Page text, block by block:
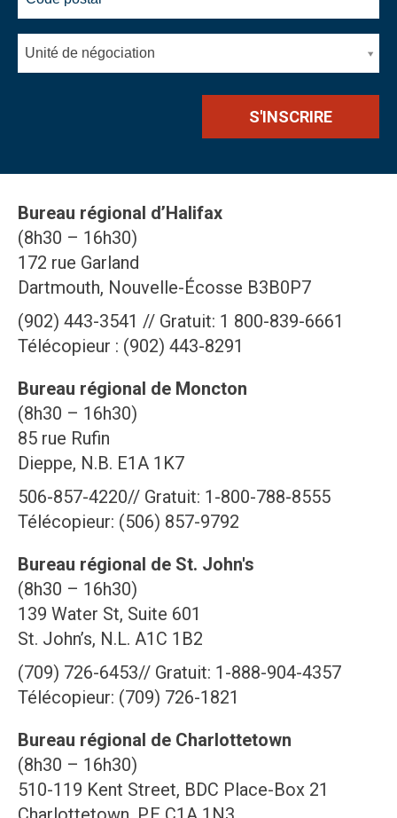
Unité de négociation
Bureau régional d’Halifax
(8h30 – 16h30)
172 rue Garland
Dartmouth, Nouvelle-Écosse B3B0P7
(902) 443-3541 // Gratuit: 1 800-839-6661
Télécopieur : (902) 443-8291
Bureau régional de Moncton
(8h30 – 16h30)
85 rue Rufin
Dieppe, N.B. E1A 1K7
506-857-4220// Gratuit: 1-800-788-8555
Télécopieur: (506) 857-9792
Bureau régional de St. John's
(8h30 – 16h30)
139 Water St, Suite 601
St. John’s, N.L. A1C 1B2
(709) 726-6453// Gratuit: 1-888-904-4357
Télécopieur: (709) 726-1821
Bureau régional de Charlottetown
(8h30 – 16h30)
510-119 Kent Street, BDC Place-Box 21